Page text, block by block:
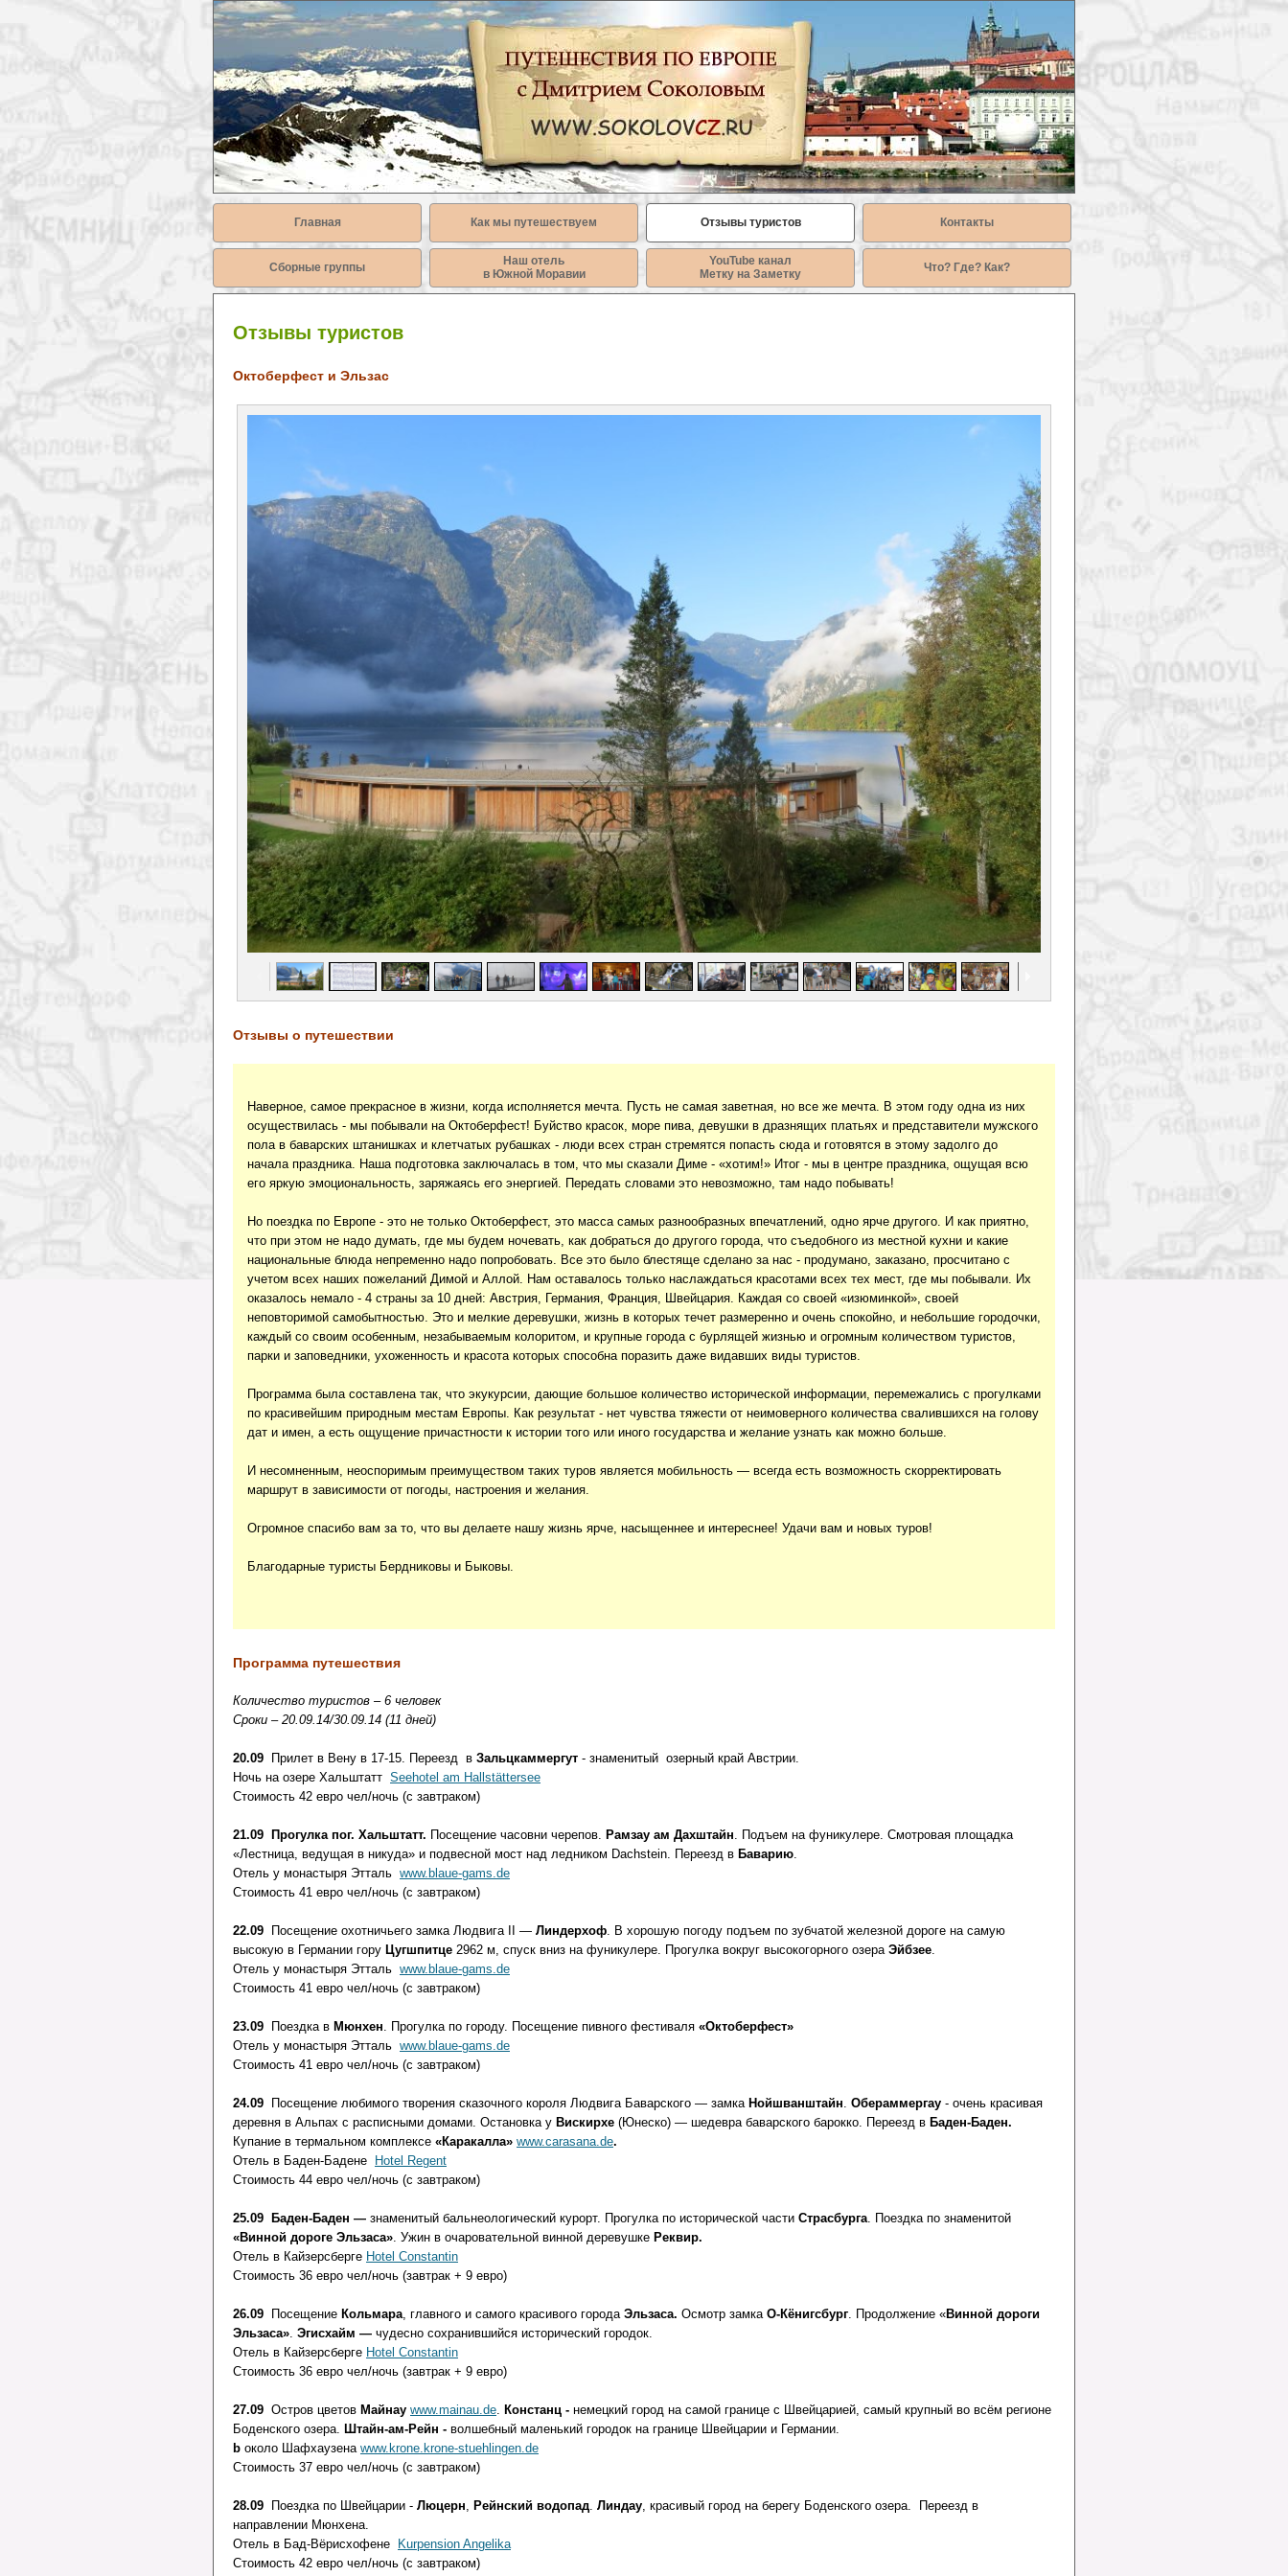
Главная Как мы путешествуем Отзывы туристов Контакты
Сборные группы
Наш отель
в Южной Моравии
YouTube канал
Метку на Заметку
Что? Где? Как?
Отзывы туристов
Октоберфест и Эльзас
Отзывы о путешествии
Наверное, самое прекрасное в жизни, когда исполняется мечта. Пусть не самая заветная, но все же мечта. В этом году одна из них
осуществилась - мы побывали на Октоберфест! Буйство красок, море пива, девушки в дразнящих платьях и представители мужского
пола в баварских штанишках и клетчатых рубашках - люди всех стран стремятся попасть сюда и готовятся в этому задолго до
начала праздника. Наша подготовка заключалась в том, что мы сказали Диме - «хотим!» Итог - мы в центре праздника, ощущая всю
его яркую эмоциональность, заряжаясь его энергией. Передать словами это невозможно, там надо побывать!
Но поездка по Европе - это не только Октоберфест, это масса самых разнообразных впечатлений, одно ярче другого. И как приятно,
что при этом не надо думать, где мы будем ночевать, как добраться до другого города, что съедобного из местной кухни и какие
национальные блюда непременно надо попробовать. Все это было блестяще сделано за нас - продумано, заказано, просчитано с
учетом всех наших пожеланий Димой и Аллой. Нам оставалось только наслаждаться красотами всех тех мест, где мы побывали. Их
оказалось немало - 4 страны за 10 дней: Австрия, Германия, Франция, Швейцария. Каждая со своей «изюминкой», своей
неповторимой самобытностью. Это и мелкие деревушки, жизнь в которых течет размеренно и очень спокойно, и небольшие городочки,
каждый со своим особенным, незабываемым колоритом, и крупные города с бурлящей жизнью и огромным количеством туристов,
парки и заповедники, ухоженность и красота которых способна поразить даже видавших виды туристов.
Программа была составлена так, что экукурсии, дающие большое количество исторической информации, перемежались с прогулками
по красивейшим природным местам Европы. Как результат - нет чувства тяжести от неимоверного количества свалившихся на голову
дат и имен, а есть ощущение причастности к истории того или иного государства и желание узнать как можно больше.
И несомненным, неоспоримым преимуществом таких туров является мобильность — всегда есть возможность скорректировать
маршрут в зависимости от погоды, настроения и желания.
Огромное спасибо вам за то, что вы делаете нашу жизнь ярче, насыщеннее и интереснее! Удачи вам и новых туров!
Благодарные туристы Бердниковы и Быковы.
Программа путешествия
Количество туристов – 6 человек
Сроки – 20.09.14/30.09.14 (11 дней)
20.09 Прилет в Вену в 17-15. Переезд в Зальцкаммергут - знаменитый озерный край Австрии.
Ночь на озере Хальштатт Seehotel am Hallstättersee
Стоимость 42 евро чел/ночь (с завтраком)
21.09 Прогулка пог. Хальштатт. Посещение часовни черепов. Рамзау ам Дахштайн. Подъем на фуникулере. Смотровая площадка
«Лестница, ведущая в никуда» и подвесной мост над ледником Dachstein. Переезд в Баварию.
Отель у монастыря Этталь www.blaue-gams.de
Стоимость 41 евро чел/ночь (с завтраком)
22.09 Посещение охотничьего замка Людвига II — Линдерхоф. В хорошую погоду подъем по зубчатой железной дороге на самую
высокую в Германии гору Цугшпитце 2962 м, спуск вниз на фуникулере. Прогулка вокруг высокогорного озера Эйбзее.
Отель у монастыря Этталь www.blaue-gams.de
Стоимость 41 евро чел/ночь (с завтраком)
23.09 Поездка в Мюнхен. Прогулка по городу. Посещение пивного фестиваля «Октоберфест»
Отель у монастыря Этталь www.blaue-gams.de
Стоимость 41 евро чел/ночь (с завтраком)
24.09 Посещение любимого творения сказочного короля Людвига Баварского — замка Нойшванштайн. Обераммергау - очень красивая
деревня в Альпах с расписными домами. Остановка у Вискирхе (Юнеско) — шедевра баварского барокко. Переезд в Баден-Баден.
Купание в термальном комплексе «Каракалла» www.carasana.de.
Отель в Баден-Бадене
Hotel Regent
Стоимость 44 евро чел/ночь (с завтраком)
25.09 Баден-Баден — знаменитый бальнеологический курорт. Прогулка по исторической части Страсбурга. Поездка по знаменитой
«Винной дороге Эльзаса». Ужин в очаровательной винной деревушке Реквир.
Отель в Кайзерсберге Hotel Constantin
Стоимость 36 евро чел/ночь (завтрак + 9 евро)
26.09 Посещение Кольмара, главного и самого красивого городаЭльзаса. Осмотр замка О-Кёнигсбург. Продолжение «Винной дороги
Эльзаса». Эгисхайм — чудесно сохранившийся исторический городок.
Отель в Кайзерсберге Hotel Constantin
Стоимость 36 евро чел/ночь (завтрак + 9 евро)
27.09 Остров цветов Майнау www.mainau.de. Констанц - немецкий город на самой границе с Швейцарией, самый крупный во всём регионе
Боденского озера. Штайн-ам-Рейн - волшебный маленький городок на границе Швейцарии и Германии.
b около Шафхаузена www.krone.krone-stuehlingen.de
Стоимость 37 евро чел/ночь (с завтраком)
28.09 Поездка по Швейцарии - Люцерн, Рейнский водопад. Линдау, красивый город на берегу Боденского озера. Переезд в
направлении Мюнхена.
Отель в Бад-Вёрисхофене
Kurpension Angelika
Стоимость 42 евро чел/ночь (с завтраком)